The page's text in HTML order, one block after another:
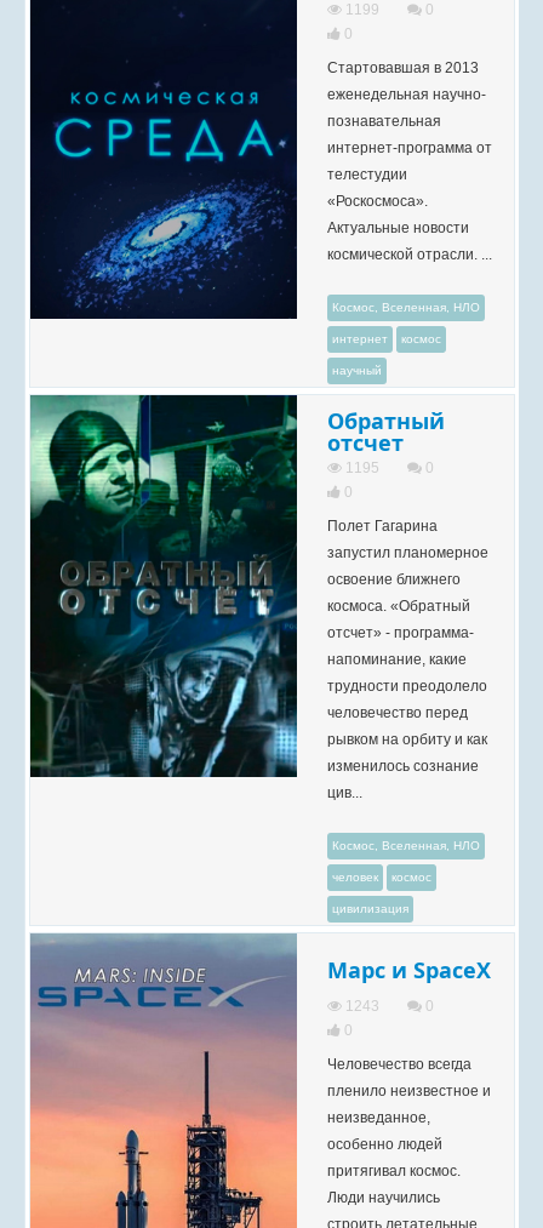
1199
0
0
Стартовавшая в 2013
еженедельная научно-
познавательная
интернет-программа от
телестудии
«Роскосмоса».
Актуальные новости
космической отрасли. ...
Космос, Вселенная, НЛО
интернет космос
научный
Обратный
отсчет
1195
0
0
Полет Гагарина
запустил планомерное
освоение ближнего
космоса. «Обратный
отсчет» - программа-
напоминание, какие
трудности преодолело
человечество перед
рывком на орбиту и как
изменилось сознание
цив...
Космос, Вселенная, НЛО
человек космос
цивилизация
Марс и SpaceX
1243
0
0
Человечество всегда
пленило неизвестное и
неизведанное,
особенно людей
притягивал космос.
Люди научились
строить летательные